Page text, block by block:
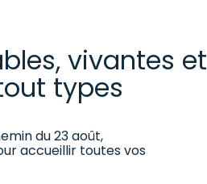
vivantes et
types
du 23 août,
accueillir toutes vos